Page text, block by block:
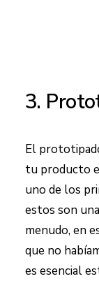
3.
El
tu producto
uno de los
estos son
menudo, en
que no
es esencial